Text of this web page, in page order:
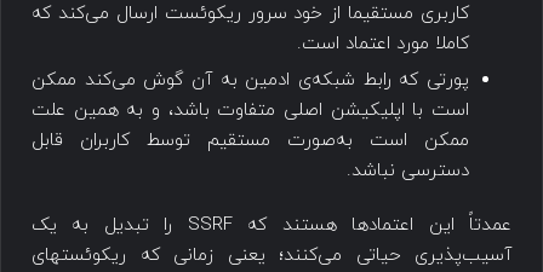
کاربری مستقیما از خود سرور ریکوئست ارسال می‌کند که
کاملا مورد اعتماد است.
پورتی که رابط شبکه‌ی ادمین به آن گوش می‌کند ممکن
است با اپلیکیشن اصلی متفاوت باشد، و به همین علت
ممکن است به‌صورت مستقیم توسط کاربران قابل
دسترسی نباشد.
عمدتاً این اعتمادها هستند که SSRF را تبدیل به یک
آسیب‌پذیری حیاتی می‌کنند؛ یعنی زمانی که ریکوئست‎های